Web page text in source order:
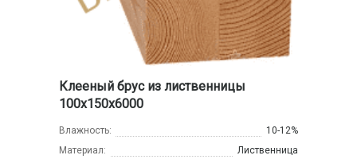
Клееный брус из лиственницы
100х150х6000
Влажность:
10-12%
Материал:
Лиственница